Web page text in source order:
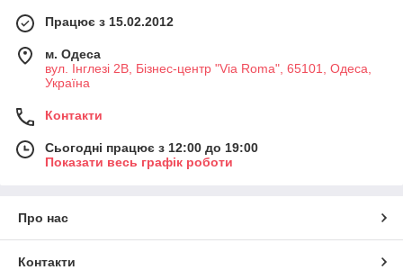
Працює з 15.02.2012
м. Одеса
вул. Інглезі 2В, Бізнес-центр "Via Roma", 65101, Одеса,
Україна
Контакти
Сьогодні працює з 12:00 до 19:00
Показати весь графік роботи
Про нас
Контакти